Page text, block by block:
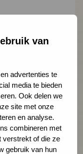
van
advertenties te
media te bieden
Ook delen we
site met onze
en analyse.
combineren met
verstrekt of die ze
gebruik van hun